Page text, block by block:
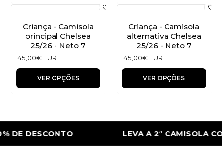
|
Criança - Camisola
principal Chelsea
25/26 - Neto 7
45,00€ EUR
VER OPÇÕES
|
Criança - Camisola
alternativa Chelsea
25/26 - Neto 7
45,00€ EUR
VER OPÇÕES
DE DESCONTO LEVA A 2ª CAMISOLA